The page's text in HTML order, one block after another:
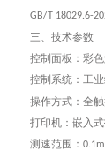
GB/T 18029.6-
三、技术参数
控制面板：彩
控制系统：工
操作方式：全
打印机：嵌入
‌测速范围：